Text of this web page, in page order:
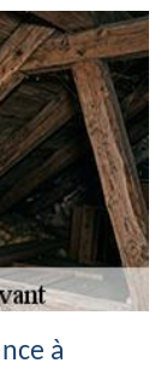
à